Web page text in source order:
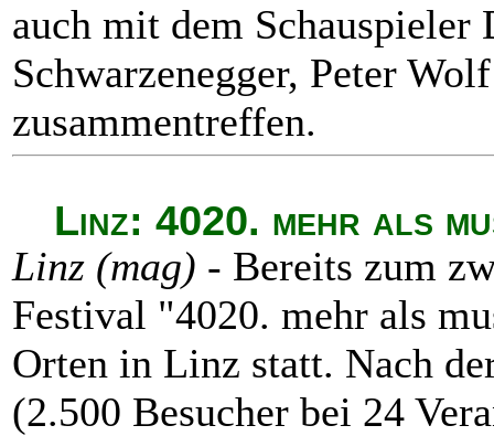
auch mit dem
Schwarzenegger, Peter
zusammentreffen.
Linz: 4020. mehr als
Linz (mag) - Bereits zum
Festival "4020. mehr als
Orten in Linz statt. Nach
(2.500 Besucher bei 24